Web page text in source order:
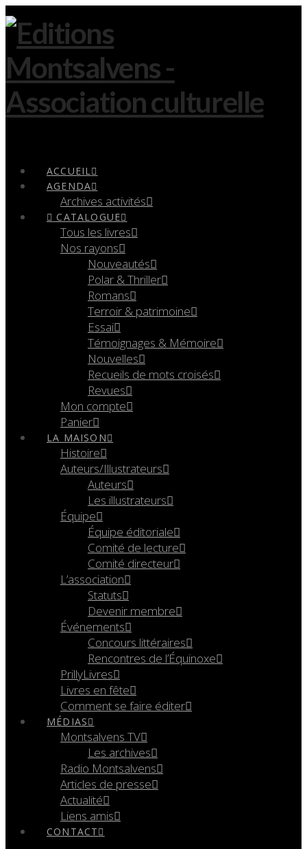
ACCUEIL
AGENDA
Archives activités
CATALOGUE
Tous les livres
Nos rayons
Nouveautés
Polar & Thriller
Romans
Terroir & patrimoine
Essai
Témoignages & Mémoire
Nouvelles
Recueils de mots croisés
Revues
Mon compte
Panier
LA MAISON
Histoire
Auteurs/Illustrateurs
Auteurs
Les illustrateurs
Équipe
Équipe éditoriale
Comité de lecture
Comité directeur
L’association
Statuts
Devenir membre
Événements
Concours littéraires
Rencontres de l’Équinoxe
PrillyLivres
Livres en fête
Comment se faire éditer
MÉDIAS
Montsalvens TV
Les archives
Radio Montsalvens
Articles de presse
Actualité
Liens amis
CONTACT